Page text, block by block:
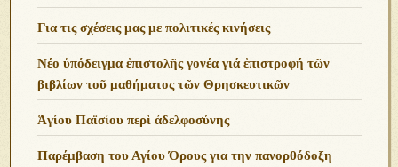
Για τις σχέσεις μας με πολιτικές κινήσεις
Νέο ὑπόδειγμα ἐπιστολῆς γονέα γιά ἐπιστροφή τῶν
βιβλίων τοῦ μαθήματος τῶν Θρησκευτικῶν
Ἁγίου Παϊσίου περὶ ἀδελφοσύνης
Παρέμβαση του Αγίου Όρους για την πανορθόδοξη